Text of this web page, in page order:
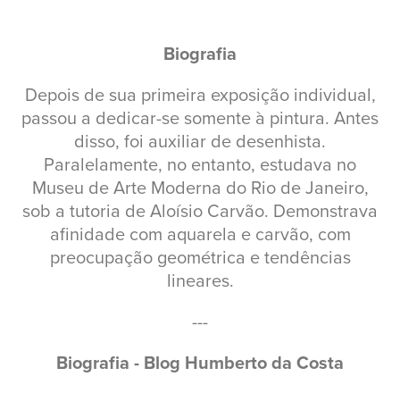
Biografia
Depois de sua primeira exposição individual,
passou a dedicar-se somente à pintura. Antes
disso, foi auxiliar de desenhista.
Paralelamente, no entanto, estudava no
Museu de Arte Moderna do Rio de Janeiro,
sob a tutoria de Aloísio Carvão. Demonstrava
afinidade com aquarela e carvão, com
preocupação geométrica e tendências
lineares.
---
Biografia - Blog Humberto da Costa